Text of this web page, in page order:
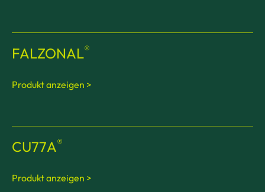
FALZONAL®
Produkt anzeigen >
CU77A®
Produkt anzeigen >